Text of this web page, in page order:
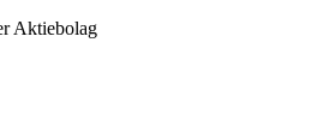
Aktiebolag